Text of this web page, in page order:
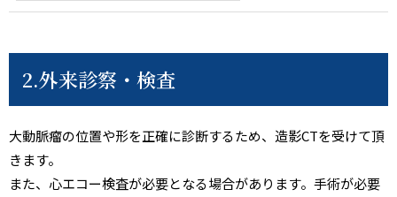
2.外来診察・検査
大動脈瘤の位置や形を正確に診断するため、造影CTを受けて頂
きます。
また、心エコー検査が必要となる場合があります。手術が必要